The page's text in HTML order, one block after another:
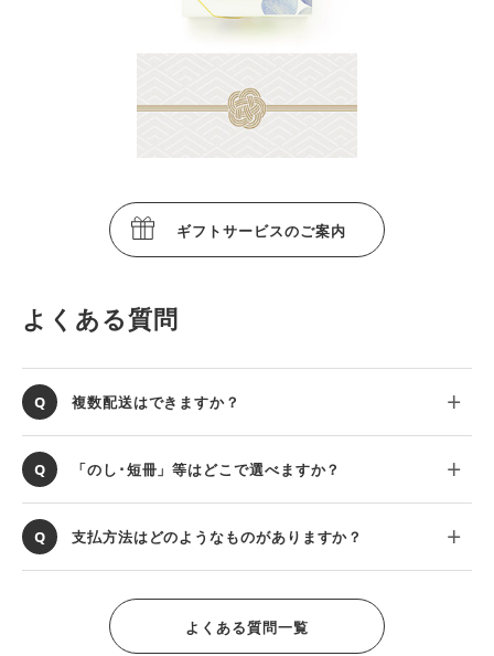
ギフトサービスのご案内
よくある質問
複数配送はできますか？
「のし･短冊」等はどこで選べますか？
支払方法はどのようなものがありますか？
よくある質問一覧